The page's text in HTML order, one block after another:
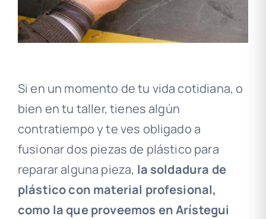
Si en un momento de tu vida cotidiana, o
bien en tu taller, tienes algún
contratiempo y te ves obligado a
fusionar dos piezas de plástico para
reparar alguna pieza, la soldadura de
plástico con material profesional,
como la que proveemos en Arístegui